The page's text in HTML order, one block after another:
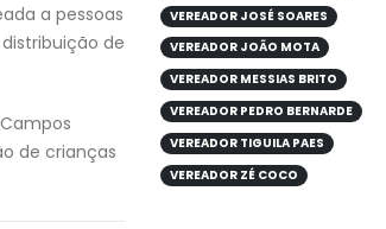
a pessoas
de
de crianças
VEREADOR JOSÉ SOARES
VEREADOR JOÃO MOTA
VEREADOR MESSIAS BRITO
VEREADOR PEDRO BERNARDE
VEREADOR TIGUILA PAES
VEREADOR ZÉ COCO